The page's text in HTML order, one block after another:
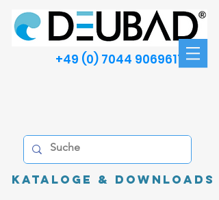
+49 (0) 7044 9069611
Kataloge & Downloads